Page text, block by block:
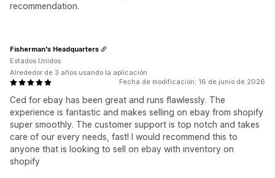
recommendation.
Fecha de modificación: 16 de junio de 2026
Ced for ebay has been great and runs flawlessly. The
experience is fantastic and makes selling on ebay from shopify
super smoothly. The customer support is top notch and takes
care of our every needs, fast! I would recommend this to
anyone that is looking to sell on ebay with inventory on
shopify
Fisherman's Headquarters
Estados Unidos
Alrededor de 3 años usando la aplicación